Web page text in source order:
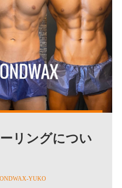
リングについ
YUKO